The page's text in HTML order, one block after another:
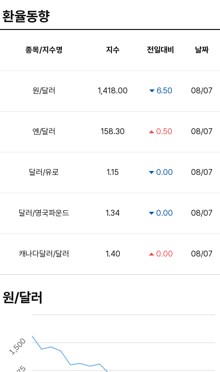
환율동향
종목/지수명 지수 전일대비 날짜
원/달러 1,418.00 6.50 08/07
엔/달러 158.30 0.50 08/07
달러/유로 1.15 0.00 08/07
달러/영국파운드 1.34 0.00 08/07
캐나다달러/달러 1.40 0.00 08/07
원/달러
1,500